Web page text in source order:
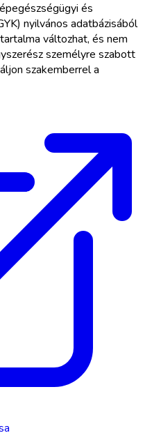
és
nyilvános adatbázisából
változhat, és nem
személyre szabott
szakemberrel a